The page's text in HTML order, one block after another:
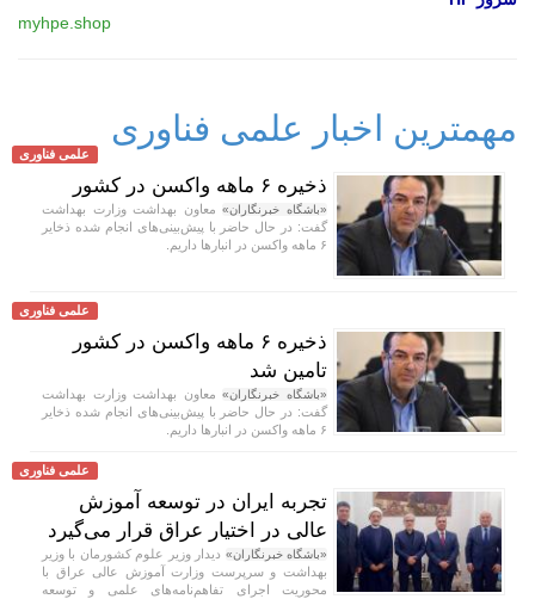
myhpe.shop
مهمترین اخبار علمی فناوری
علمی فناوری
ذخیره ۶ ماهه واکسن در کشور
«باشگاه خبرنگاران»معاون بهداشت وزارت بهداشت
گفت: در حال حاضر با پیش‌بینی‌های انجام شده ذخایر
۶ ماهه واکسن در انبار‌ها داریم.
علمی فناوری
ذخیره ۶ ماهه واکسن در کشور
تامین شد
«باشگاه خبرنگاران»معاون بهداشت وزارت بهداشت
گفت: در حال حاضر با پیش‌بینی‌های انجام شده ذخایر
۶ ماهه واکسن در انبار‌ها داریم.
علمی فناوری
تجربه ایران در توسعه آموزش
عالی در اختیار عراق قرار می‌گیرد
«باشگاه خبرنگاران» دیدار وزیر علوم کشورمان با وزیر
بهداشت و سرپرست وزارت آموزش عالی عراق با
محوریت اجرای تفاهم‌نامه‌های علمی و توسعه